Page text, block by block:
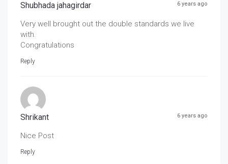
Shubhada jahagirdar 6 years ago
Very well brought out the double standards we live
with.
Congratulations
Reply
Shrikant 6 years ago
Nice Post
Reply